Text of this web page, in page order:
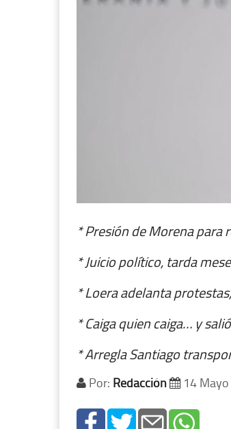
* Presión de Morena para
* Juicio político, tarda
* Loera adelanta
* Caiga quien caiga… y
* Arregla Santiago
Por: Redacción 14